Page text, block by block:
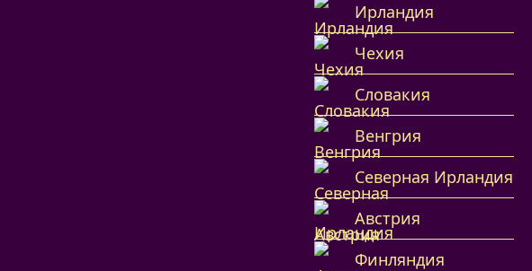
Ирландия
Чехия
Словакия
Венгрия
Северная Ирландия
Австрия
Финляндия